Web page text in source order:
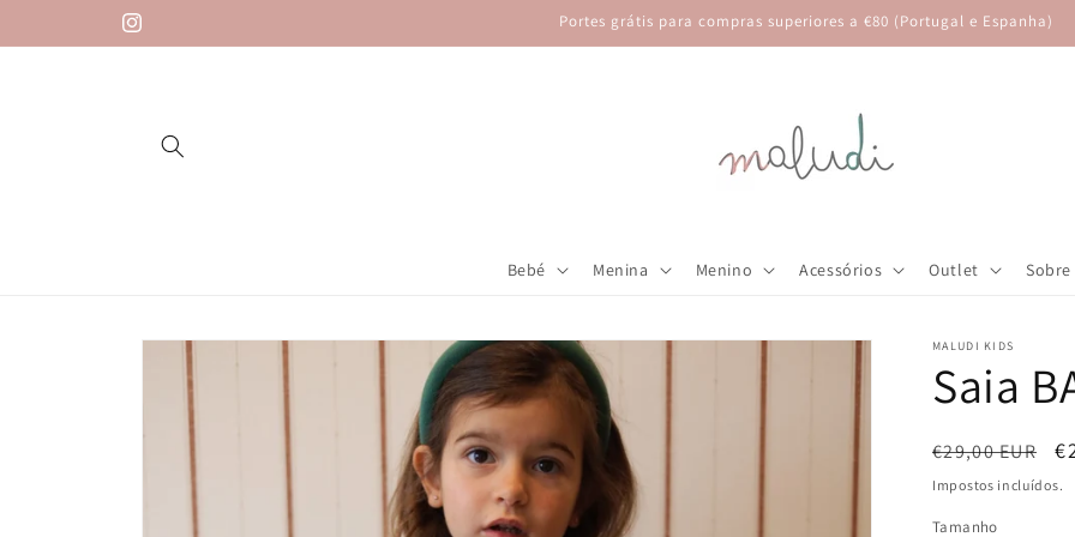
conteúdo
Instagram
Portes grátis para compras superiores a €80 (Portugal e Espanha)
Bebé Menina Menino Acessórios Outlet Sobre
informação
MALUDI KIDS
Saia
Preço
normal
€29,00 EUR
de
Impostos incluídos.
Tamanho